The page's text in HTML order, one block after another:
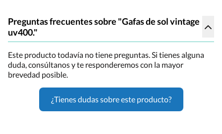
Preguntas frecuentes sobre "Gafas de sol vintage
uv400."
Este producto todavía no tiene preguntas. Si tienes alguna
duda, consúltanos y te responderemos con la mayor
brevedad posible.
¿Tienes dudas sobre este producto?